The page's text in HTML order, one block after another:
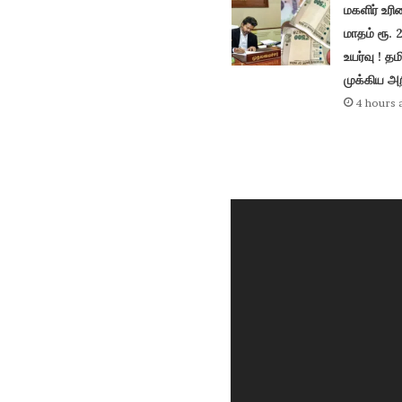
மகளிர்
மாதம்
உயர்வு !
முக்கிய
4 hours